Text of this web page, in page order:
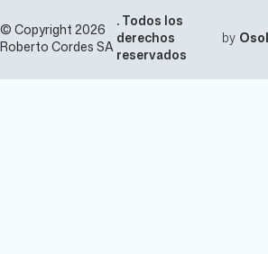
© Copyright 2026
Roberto Cordes SA
. Todos los
derechos
reservados
by